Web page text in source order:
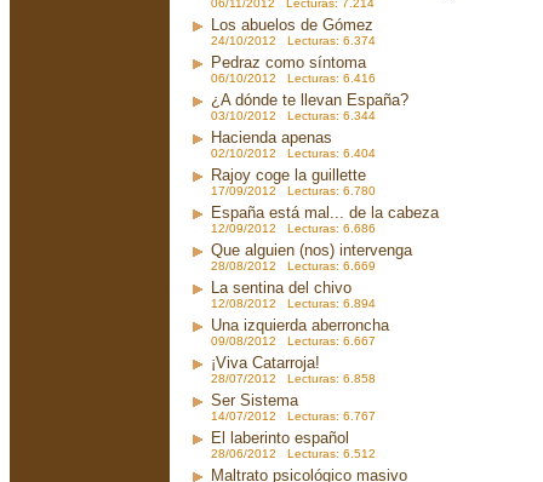
06/11/2012 Lecturas: 7.214
Los abuelos de Gómez
24/10/2012 Lecturas: 6.374
Pedraz como síntoma
06/10/2012 Lecturas: 6.416
¿A dónde te llevan España?
03/10/2012 Lecturas: 6.344
Hacienda apenas
02/10/2012 Lecturas: 6.404
Rajoy coge la guillette
17/09/2012 Lecturas: 6.780
España está mal... de la cabeza
12/09/2012 Lecturas: 6.686
Que alguien (nos) intervenga
28/08/2012 Lecturas: 6.669
La sentina del chivo
12/08/2012 Lecturas: 6.894
Una izquierda aberroncha
09/08/2012 Lecturas: 6.667
¡Viva Catarroja!
28/07/2012 Lecturas: 6.858
Ser Sistema
14/07/2012 Lecturas: 6.767
El laberinto español
28/06/2012 Lecturas: 6.512
Maltrato psicológico masivo